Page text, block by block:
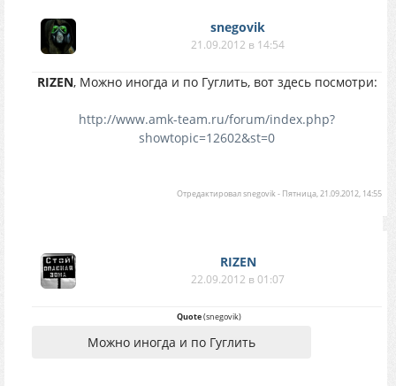
snegovik
21.09.2012 в 14:54
RIZEN, Можно иногда и по Гуглить, вот здесь посмотри:
http://www.amk-team.ru/forum/index.php?
showtopic=12602&st=0
Отредактировалsnegovik- Пятница, 21.09.2012, 14:55
RIZEN
22.09.2012 в 01:07
Quote(snegovik)
Можно иногда и по Гуглить